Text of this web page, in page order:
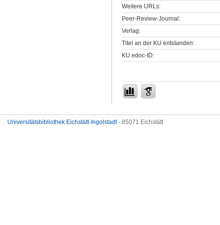
Weitere URLs:
Peer-Review-Journal:
Verlag:
Titel an der KU entstanden:
KU.edoc-ID:
Universitätsbibliothek Eichstätt-Ingolstadt- 85071 Eichstätt